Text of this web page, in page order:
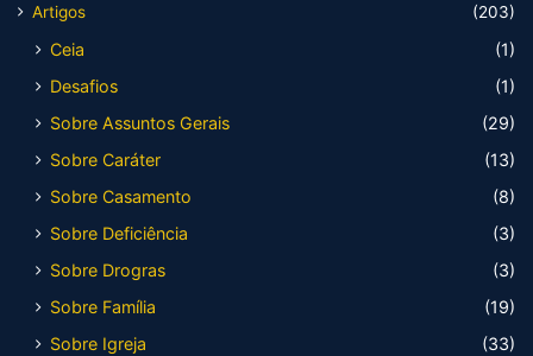
Artigos
(203)
Ceia
(1)
Desafios
(1)
Sobre Assuntos Gerais
(29)
Sobre Caráter
(13)
Sobre Casamento
(8)
Sobre Deficiência
(3)
Sobre Drogras
(3)
Sobre Família
(19)
Sobre Igreja
(33)